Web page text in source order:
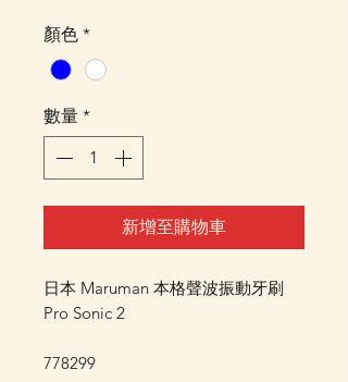
顏色 *
數量 *
新增至購物車
日本 Maruman 本格聲波振動牙刷
Pro Sonic 2
778299